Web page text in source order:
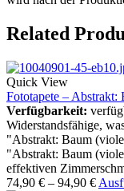
Related
Quick View
Fototapete – Abstrakt:
Verfügbarkeit:
Widerstandsfähige,
"Abstrakt: Baum
"Abstrakt: Baum
effektiven
74,90 € – 94,90 €